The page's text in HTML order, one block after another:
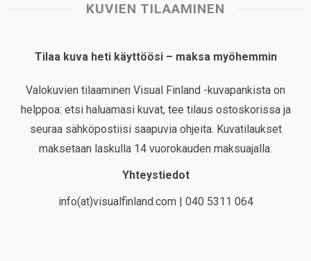
KUVIEN TILAAMINEN
Tilaa kuva heti käyttöösi – maksa myöhemmin
Valokuvien tilaaminen Visual Finland -kuvapankista on
helppoa: etsi haluamasi kuvat, tee tilaus ostoskorissa ja
seuraa sähköpostiisi saapuvia ohjeita. Kuvatilaukset
maksetaan laskulla 14 vuorokauden maksuajalla.
Yhteystiedot
info(at)visualfinland.com | 040 5311 064